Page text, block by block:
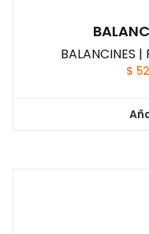
BALANCINES
$